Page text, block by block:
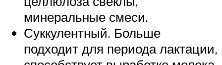
минеральные смеси.
Суккулентный. Больше
подходит для периода лактации,